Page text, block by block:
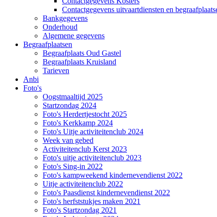
Contactgegevens uitvaartdiensten en
Bankgegevens
Onderhoud
Algemene gegevens
Begraafplaatsen
Begraafplaats Oud Gastel
Begraafplaats Kruisland
Tarieven
Anbi
Foto's
Oogstmaaltijd 2025
Startzondag 2024
Foto's Herdertjestocht 2025
Foto's Kerkkamp 2024
Foto's Uitje activiteitenclub 2024
Week van gebed
Activiteitenclub Kerst 2023
Foto's uitje activiteitenclub 2023
Foto's Sing-in 2022
Foto's kampweekend kindernevendienst 2022
Uitje activiteitenclub 2022
Foto's Paasdienst kindernevendienst 2022
Foto's herfststukjes maken 2021
Foto's Startzondag 2021